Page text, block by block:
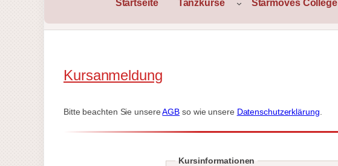
Startseite Tanzkurse Starmoves College
Kursanmeldung
Bitte beachten Sie unsereAGB so wie unsere Datenschutzerklärung
Kursinformationen